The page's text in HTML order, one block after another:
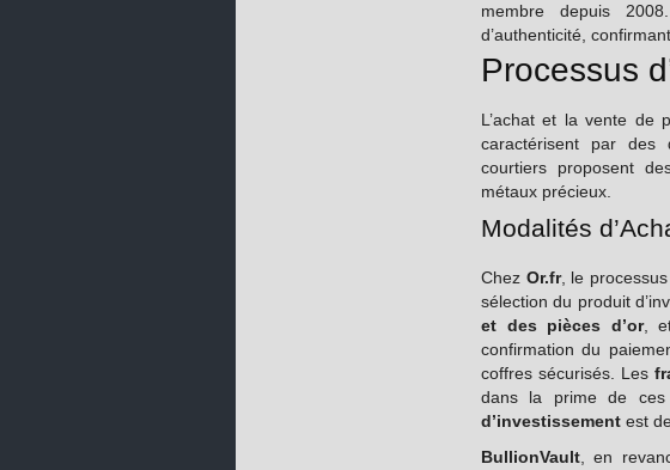
membre depuis
d’authenticité,
Processus
L’achat et la vente de
caractérisent par des
courtiers proposent
métaux précieux.
Modalités
Chez Or.fr, le
sélection du produit
et des pièces d’or,
confirmation du
coffres sécurisés. Les
dans la prime de ces
d’investissement est de
BullionVault , en